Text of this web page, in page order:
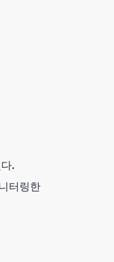
.
터링한